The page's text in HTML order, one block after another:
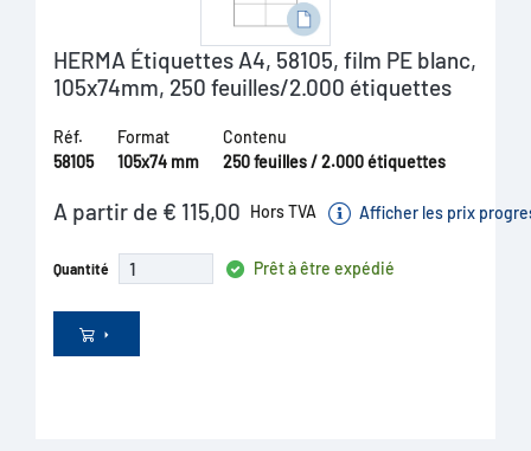
HERMA Étiquettes A4, 58105, film PE blanc,
105x74mm, 250 feuilles/2.000 étiquettes
Réf.
58105
Format
105x74 mm
Contenu
250 feuilles / 2.000 étiquettes
A partir de € 115,00 Hors TVA Afficher les prix
Quantité Prêt à être expédié